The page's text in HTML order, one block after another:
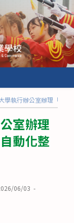
學執行辦公室辦理「多
室辦理
動化整
06/03